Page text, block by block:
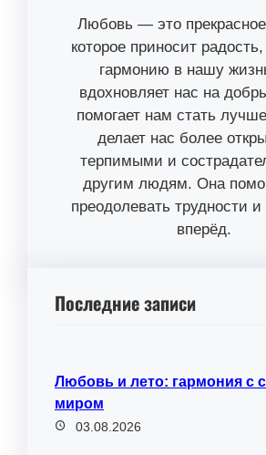
Любовь — это
которое приносит
гармонию в нашу
вдохновляет нас на
помогает нам стать
делает нас более
терпимыми и
другим людям. Она
преодолевать трудности и
вперёд.
Последние записи
Любовь и лето: гармония с
миром
03.08.2026